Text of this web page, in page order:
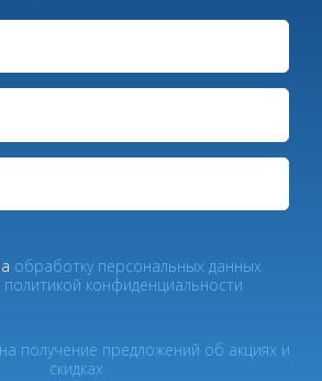
обработку персональных данных
политикой конфиденциальности
получение предложений об акциях и
скидках